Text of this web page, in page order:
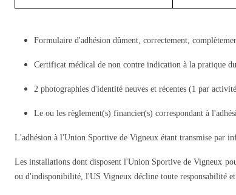
Formulaire d'adhésion dûment, correctement,
Certificat médical de non contre indication à la pratique
2 photographies d'identité neuves et récentes (1 par
Le ou les règlement(s) financier(s) correspondant à
L'adhésion à l'Union Sportive de Vigneux étant transmise par
Les installations dont disposent l'Union Sportive de Vigneux
ou d'indisponibilité, l'US Vigneux décline toute responsabilité